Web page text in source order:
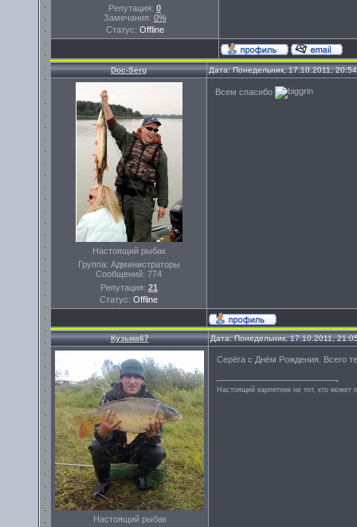
Репутация: 0
Замечания: 0%
Статус: Offline
Doc-Serg Дата: Понедельник, 17.10.2011,
Настоящий рыбак
Группа: Администраторы
Сообщений: 774
Репутация: 21
Статус: Offline
Всем спасибо
Кузьма67 Дата: Понедельник, 17.10.2011,
Настоящий рыбак
Серёга с Днём Рождения. Всего
Настоящий карпятник не тот, кто